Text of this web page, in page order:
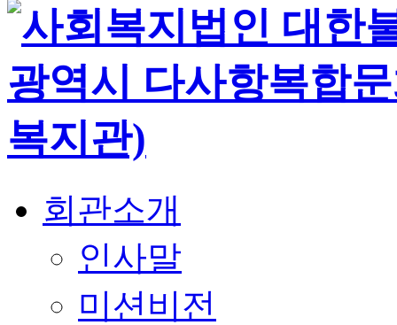
회관소개
인사말
미션비전